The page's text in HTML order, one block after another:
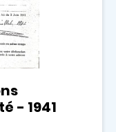
- 1941